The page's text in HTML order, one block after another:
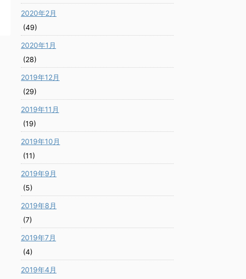
2020年2月
(49)
2020年1月
(28)
2019年12月
(29)
2019年11月
(19)
2019年10月
(11)
2019年9月
(5)
2019年8月
(7)
2019年7月
(4)
2019年4月